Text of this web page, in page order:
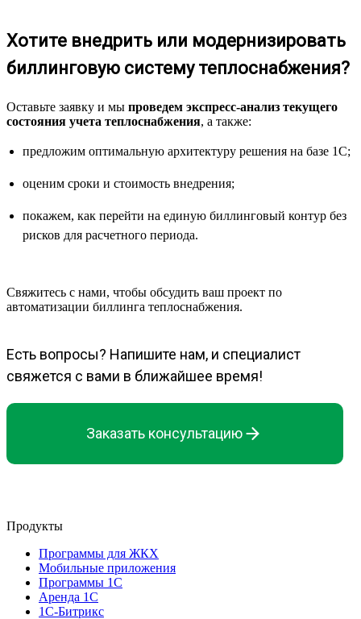
Хотите внедрить или модернизировать
биллинговую систему теплоснабжения?
Оставьте заявку и мы проведем экспресс-анализ текущего
состояния учета теплоснабжения, а также:
предложим оптимальную архитектуру решения на базе 1С;
оценим сроки и стоимость внедрения;
покажем, как перейти на единую биллинговый контур без
рисков для расчетного периода.
Свяжитесь с нами, чтобы обсудить ваш проект по
автоматизации биллинга теплоснабжения.
Есть вопросы? Напишите нам, и специалист
свяжется с вами в ближайшее время!
Заказать консультацию
Продукты
Программы для ЖКХ
Мобильные приложения
Программы 1С
Аренда 1С
1С-Битрикс